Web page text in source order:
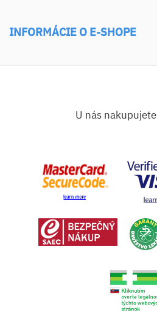
INFORMÁCIE O E-SHOPE
U nás nakupujete